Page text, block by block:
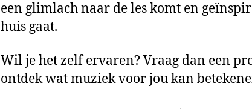
een glimlach naar de les komt en
huis gaat.
Wil je het zelf ervaren? Vraag dan een
ontdek wat muziek voor jou kan